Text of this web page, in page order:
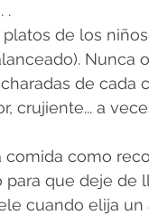
.
platos de los
Nunca
de cada
crujiente... a
comida como
para que deje de
cuando elija